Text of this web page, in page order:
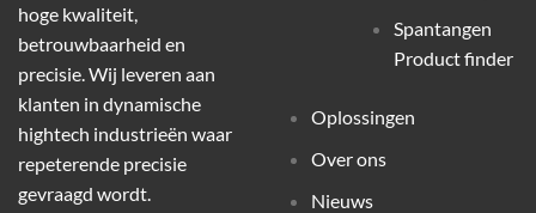
hoge kwaliteit,
betrouwbaarheid en
precisie. Wij leveren aan
klanten in dynamische
hightech industrieën waar
repeterende precisie
gevraagd wordt.
Spantangen
Product finder
Oplossingen
Over ons
Nieuws